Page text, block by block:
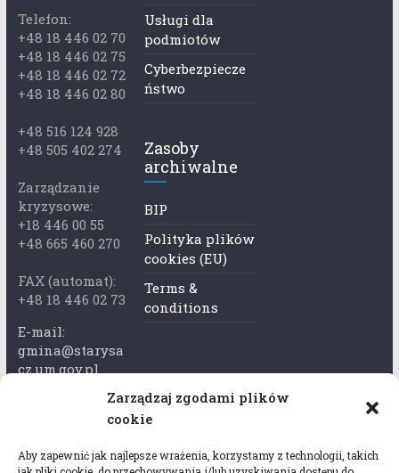
Zarządzaj zgodami plików
cookie
Aby zapewnić jak najlepsze wrażenia, korzystamy z technologii, takich
Telefon:
+48 18 446 02 70
+48 18 446 02 75
+48 18 446 02 72
+48 18 446 02 80
+48 516 124 928
+48 505 402 274
Zarządzanie
kryzysowe:
+18 446 00 55
+48 665 460 270
FAX (automat):
+48 18 446 02 73
E-mail:
gmina@starysa
cz.um.gov.pl
Adres skrzynki
rytka
Usługi dla
podmiotów
Cyberbezpiecze
ństwo
Zasoby
archiwalne
BIP
Polityka plików
cookies (EU)
Terms &
conditions